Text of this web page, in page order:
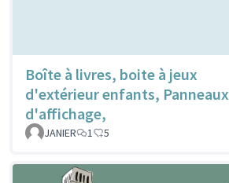
Boîte à livres, boite à jeux
d'extérieur enfants, Panneaux
d'affichage,
JANIER 1 5